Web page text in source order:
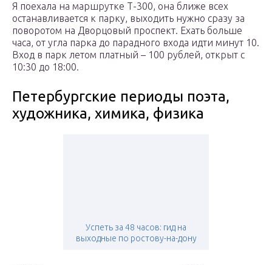
Я поехала на маршрутке Т-300, она ближе всех
останавливается к парку, выходить нужно сразу за
поворотом на Дворцовый проспект. Ехать больше
часа, от угла парка до парадного входа идти минут 10.
Вход в парк летом платный – 100 рублей, открыт с
10:30 до 18:00.
Петербургские периоды поэта,
художника, химика, физика
Успеть за 48 часов: гид на
выходные по ростову-на-дону